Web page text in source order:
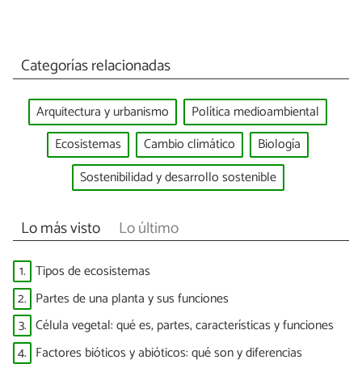
Categorías relacionadas
Arquitectura y urbanismo
Política medioambiental
Ecosistemas
Cambio climático
Biología
Sostenibilidad y desarrollo sostenible
Lo más visto Lo último
1. Tipos de ecosistemas
2. Partes de una planta y sus funciones
3. Célula vegetal: qué es, partes, características y funciones
4. Factores bióticos y abióticos: qué son y diferencias